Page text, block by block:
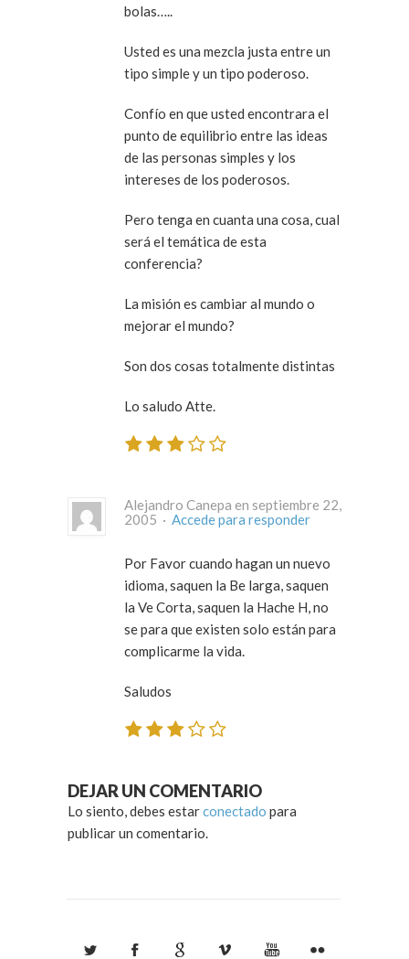
bolas…..
Usted es una mezcla justa entre un
tipo simple y un tipo poderoso.
Confío en que usted encontrara el
punto de equilibrio entre las ideas
de las personas simples y los
intereses de los poderosos.
Pero tenga en cuanta una cosa, cual
será el temática de esta
conferencia?
La misión es cambiar al mundo o
mejorar el mundo?
Son dos cosas totalmente distintas
Lo saludo Atte.
Alejandro Canepa en septiembre 22,
2005 · Accede para responder
Por Favor cuando hagan un nuevo
idioma, saquen la Be larga, saquen
la Ve Corta, saquen la Hache H, no
se para que existen solo están para
complicarme la vida.
Saludos
DEJAR UN COMENTARIO
Lo siento, debes estarconectado para
publicar un comentario.